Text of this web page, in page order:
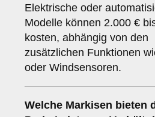
Elektrische oder
Modelle können 2.000 €
kosten, abhängig von den
zusätzlichen Funktionen
oder Windsensoren.
Welche Markisen bieten